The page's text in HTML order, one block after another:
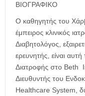
ΒΙΟΓΡΑΦΙΚΟ
Ο καθηγητής του
έμπειρος κλινικός
Διαβητολόγος,
ερευνητής, είναι αυτή
Διατροφής στο Beth
Διευθυντής του
Healthcare System,